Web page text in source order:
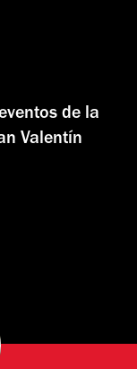
de la
Valentín